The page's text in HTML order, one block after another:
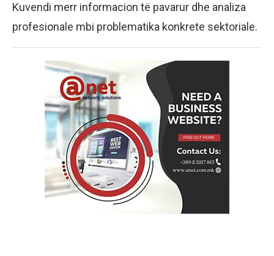
Kuvendi merr informacion të pavarur dhe analiza
profesionale mbi problematika konkrete sektoriale.